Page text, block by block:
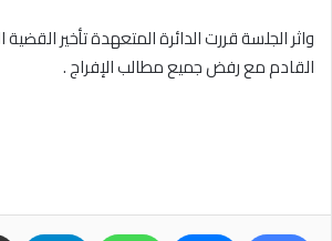
القادم مع رفض جميع مطالب الإفراج .